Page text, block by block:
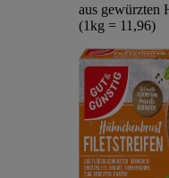
aus gewürzten
(1kg = 11,96)